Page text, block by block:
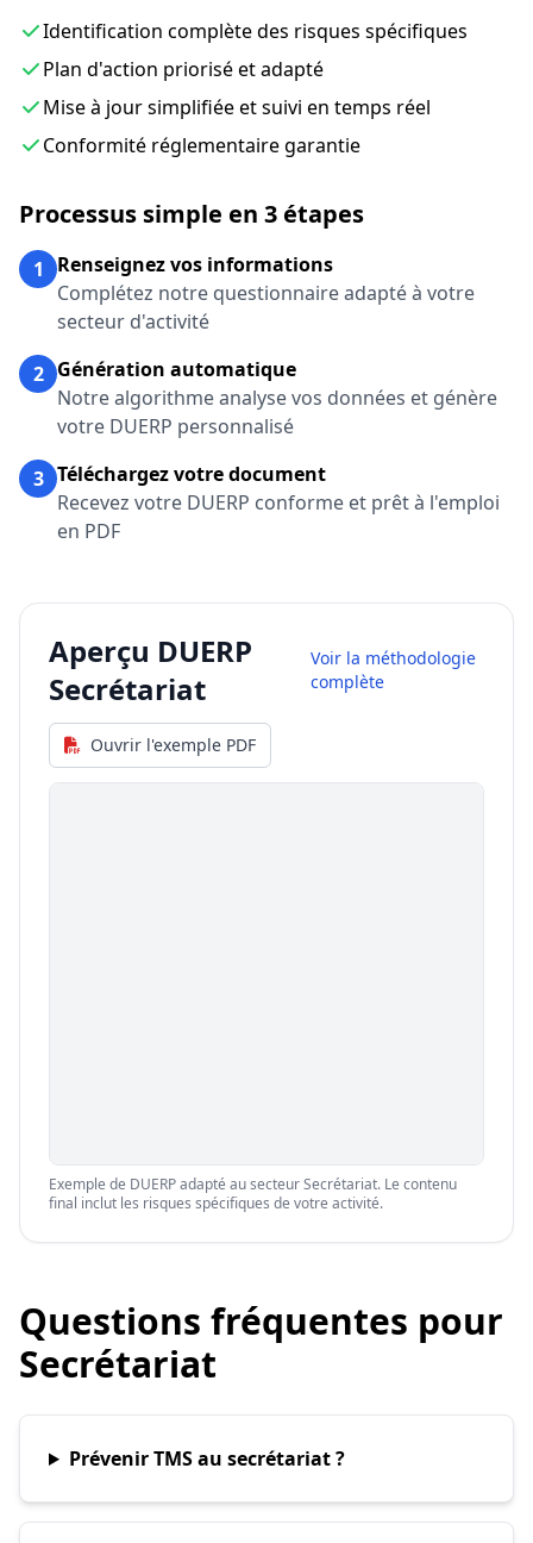
Identification complète des risques spécifiques
Plan d'action priorisé et adapté
Mise à jour simplifiée et suivi en temps réel
Conformité réglementaire garantie
Processus simple en 3 étapes
1
Renseignez vos informations
Complétez notre questionnaire adapté à votre
secteur d'activité
2 Génération automatique
Notre algorithme analyse vos données et génère
votre DUERP personnalisé
3 Téléchargez votre document
Recevez votre DUERP conforme et prêt à l'emploi
en PDF
Aperçu DUERP
Secrétariat
Voir la méthodologie
complète
Ouvrir l'exemple PDF
Exemple de DUERP adapté au secteur Secrétariat. Le contenu
final inclut les risques spécifiques de votre activité.
Questions fréquentes pour
Secrétariat
Prévenir TMS au secrétariat ?